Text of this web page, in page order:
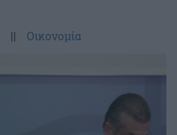
|| Οικονομία